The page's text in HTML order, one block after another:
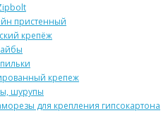
пристенный
крепёж
крепеж
шурупы
для крепления гипсокартона